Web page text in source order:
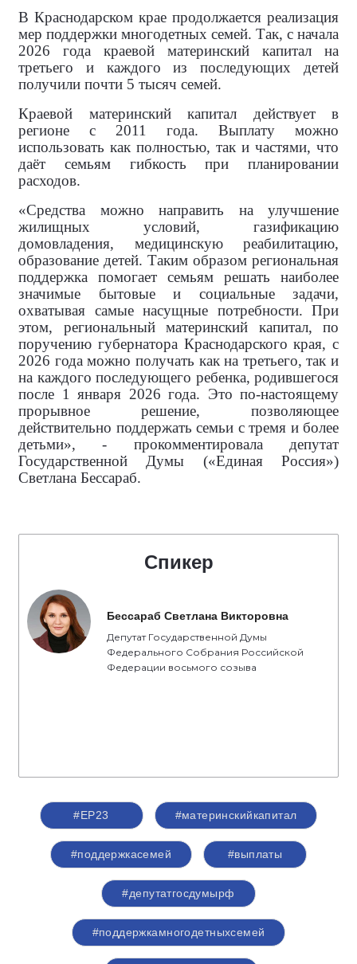
В Краснодарском крае продолжается реализация
мер поддержки многодетных семей. Так, с начала
2026 года краевой материнский капитал на
третьего и каждого из последующих детей
получили почти 5 тысяч семей.
Краевой материнский капитал действует в
регионе с 2011 года. Выплату можно
использовать как полностью, так и частями, что
даёт семьям гибкость при планировании
расходов.
«Средства можно направить на улучшение
жилищных условий, газификацию
домовладения, медицинскую реабилитацию,
образование детей. Таким образом региональная
поддержка помогает семьям решать наиболее
значимые бытовые и социальные задачи,
охватывая самые насущные потребности. При
этом, региональный материнский капитал, по
поручению губернатора Краснодарского края, с
2026 года можно получать как на третьего, так и
на каждого последующего ребенка, родившегося
после 1 января 2026 года. Это по-настоящему
прорывное решение, позволяющее
действительно поддержать семьи с тремя и более
детьми», - прокомментировала депутат
Государственной Думы («Единая Россия»)
Светлана Бессараб.
Спикер
Бессараб Светлана Викторовна
Депутат Государственной Думы
Федерального Собрания Российской
Федерации восьмого созыва
#ЕР23 #материнскийкапитал
#поддержкасемей #выплаты
#депутатгосдумырф
#поддержкамногодетныхсемей